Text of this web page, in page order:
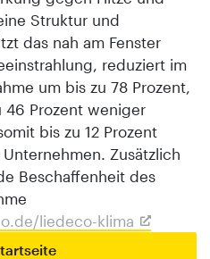
Struktur und
das nah am Fenster
reduziert im
um bis zu 78 Prozent,
46 Prozent weniger
bis zu 12 Prozent
Zusätzlich
Beschaffenheit des
liedeco-klima